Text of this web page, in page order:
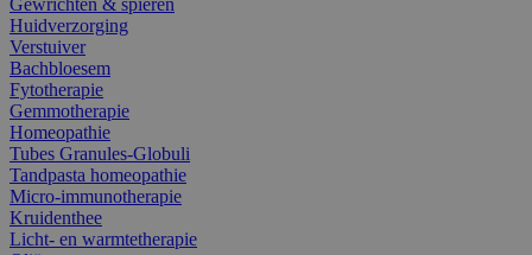
Huidverzorging
Verstuiver
Bachbloesem
Fytotherapie
Gemmotherapie
Homeopathie
Tubes Granules-Globuli
Tandpasta homeopathie
Micro-immunotherapie
Kruidenthee
Licht- en warmtetherapie